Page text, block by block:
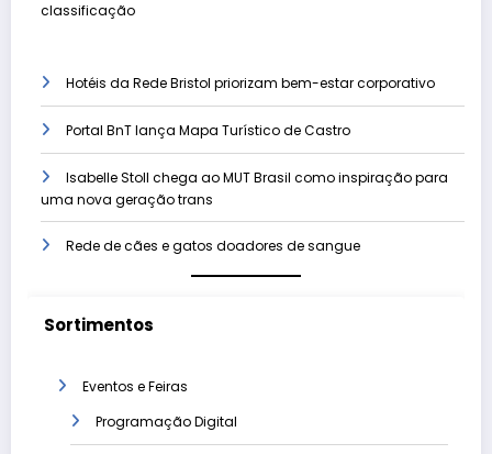
classificação
Hotéis da Rede Bristol priorizam bem-estar corporativo
Portal BnT lança Mapa Turístico de Castro
Isabelle Stoll chega ao MUT Brasil como inspiração para
uma nova geração trans
Rede de cães e gatos doadores de sangue
Sortimentos
Eventos e Feiras
Programação Digital